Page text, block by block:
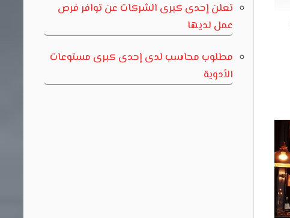
تعلن إحدى كبرى الشركات عن توافر فرص
عمل لديها
مطلوب محاسب لدى إحدى كبرى مستوعات
الأدوية